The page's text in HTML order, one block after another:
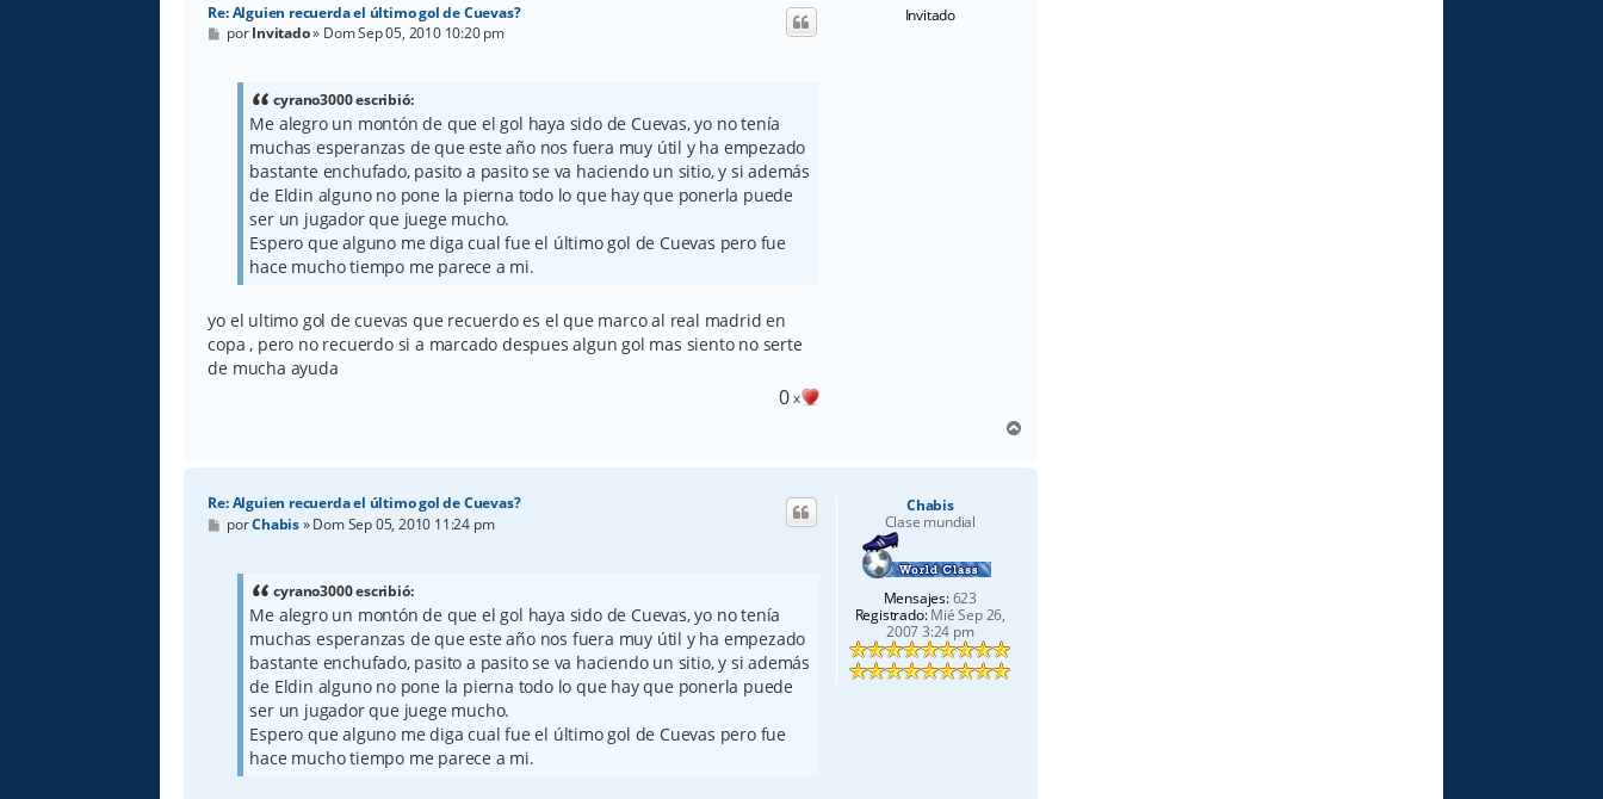
Invitado
Re: Alguien recuerda el último gol de Cuevas?
M
e
porInvitado» Dom Sep 05, 2010 10:20 pm
cyrano3000 escribió:
Me alegro un montón de que el gol haya sido de Cuevas, yo no tenía
muchas esperanzas de que este año nos fuera muy útil y ha empezado
bastante enchufado, pasito a pasito se va haciendo un sitio, y si además
de Eldin alguno no pone la pierna todo lo que hay que ponerla puede
ser un jugador que juege mucho.
Espero que alguno me diga cual fue el último gol de Cuevas pero fue
hace mucho tiempo me parece a mi.
yo el ultimo gol de cuevas que recuerdo es el que marco al real madrid en
copa , pero no recuerdo si a marcado despues algun gol mas siento no serte
de mucha ayuda
0x
r
Chabis
Clase mundial
Mensajes:623
Registrado:Mié Sep 26,
2007 3:24 pm
Re: Alguien recuerda el último gol de Cuevas?
M
e
porChabis»Dom Sep 05, 2010 11:24 pm
cyrano3000 escribió:
Me alegro un montón de que el gol haya sido de Cuevas, yo no tenía
muchas esperanzas de que este año nos fuera muy útil y ha empezado
bastante enchufado, pasito a pasito se va haciendo un sitio, y si además
de Eldin alguno no pone la pierna todo lo que hay que ponerla puede
ser un jugador que juege mucho.
Espero que alguno me diga cual fue el último gol de Cuevas pero fue
hace mucho tiempo me parece a mi.